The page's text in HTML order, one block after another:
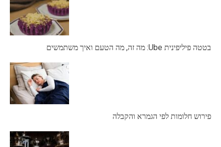
בטטה פיליפינית Ube: מה זה, מה הטעם ואיך משתמשים
פירוש חלומות לפי הגמרא והקבלה